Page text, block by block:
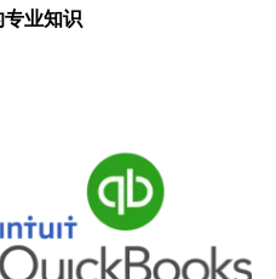
专业知识